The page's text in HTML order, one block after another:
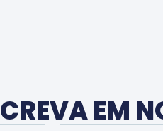
EM